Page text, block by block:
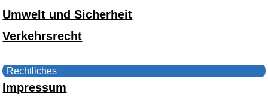
Umwelt und Sicherheit
Verkehrsrecht
Rechtliches
Impressum